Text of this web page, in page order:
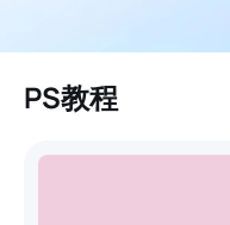
PS教程